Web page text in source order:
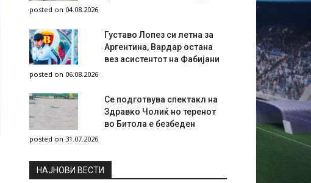
posted on 04.08.2026
Густаво Лопез си летна за
Аргентина, Вардар остана
вез асистентот на Фабијани
posted on 06.08.2026
Се подготвува спектакл на
Здравко Чолиќ но теренот
во Битола е безбеден
posted on 31.07.2026
НAЈНОВИ ВЕСТИ